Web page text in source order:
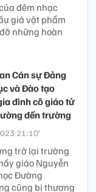
đêm nhạc
giá vật phẩm
những hoàn
Cán sự Đảng
và Đào tạo
đình cô giáo tử
đến trường
21:10’
trở lại trường
giáo Nguyễn
Đường
cũng bị thương